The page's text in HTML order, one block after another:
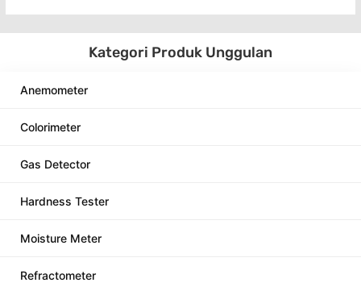
Kategori Produk Unggulan
Anemometer
Colorimeter
Gas Detector
Hardness Tester
Moisture Meter
Refractometer